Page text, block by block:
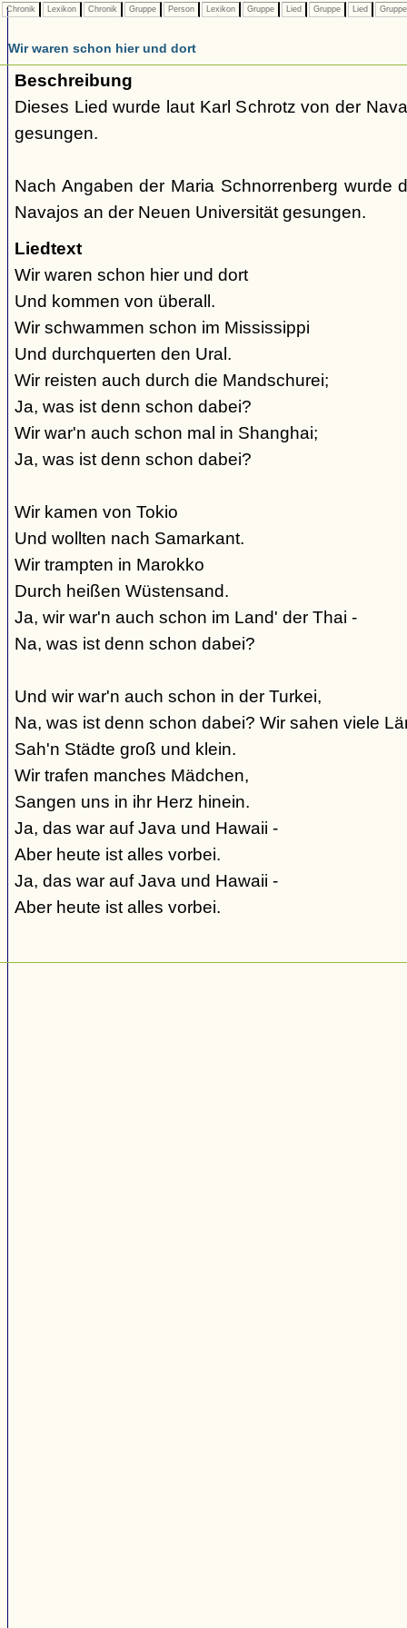
Chronik Lexikon Chronik Gruppe Person Lexikon Gruppe Lied Gruppe Lied
Wir waren schon hier und dort
Beschreibung
Dieses Lied wurde laut Karl Schrotz von der
gesungen.
Nach Angaben der Maria Schnorrenberg wurde
Navajos an der Neuen Universität gesungen.
Liedtext
Wir waren schon hier und dort
Und kommen von überall.
Wir schwammen schon im Mississippi
Und durchquerten den Ural.
Wir reisten auch durch die Mandschurei;
Ja, was ist denn schon dabei?
Wir war'n auch schon mal in Shanghai;
Ja, was ist denn schon dabei?
Wir kamen von Tokio
Und wollten nach Samarkant.
Wir trampten in Marokko
Durch heißen Wüstensand.
Ja, wir war'n auch schon im Land' der Thai -
Na, was ist denn schon dabei?
Und wir war'n auch schon in der Turkei,
Na, was ist denn schon dabei? Wir sahen viele
Sah'n Städte groß und klein.
Wir trafen manches Mädchen,
Sangen uns in ihr Herz hinein.
Ja, das war auf Java und Hawaii -
Aber heute ist alles vorbei.
Ja, das war auf Java und Hawaii -
Aber heute ist alles vorbei.